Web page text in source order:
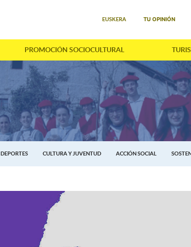
EUSKERA TU OPINIÓN
PROMOCIÓN SOCIOCULTURAL
DEPORTES CULTURA Y JUVENTUD ACCIÓN SOCIAL